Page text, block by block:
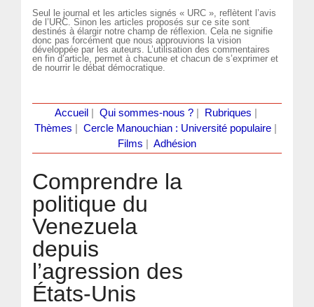
Seul le journal et les articles signés « URC », reflètent l’avis
de l’URC. Sinon les articles proposés sur ce site sont
destinés à élargir notre champ de réflexion. Cela ne signifie
donc pas forcément que nous approuvions la vision
développée par les auteurs. L’utilisation des commentaires
en fin d’article, permet à chacune et chacun de s’exprimer et
de nourrir le débat démocratique.
Accueil Qui sommes-nous ?| Rubriques
Thèmes
Cercle Manouchian : Université populaire
Films
Adhésion
Comprendre la
politique du
Venezuela
depuis
l’agression des
États-Unis